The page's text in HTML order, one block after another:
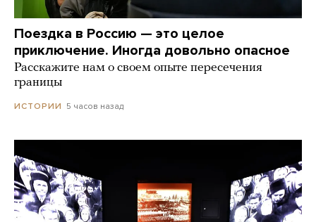
Поездка в Россию — это целое
приключение. Иногда довольно опасное
Расскажите нам о своем опыте пересечения
границы
ИСТОРИИ 5 часов назад